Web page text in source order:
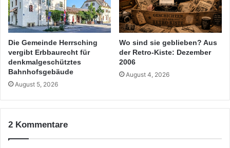
Die Gemeinde Herrsching
vergibt Erbbaurecht für
denkmalgeschütztes
Bahnhofsgebäude
August 5, 2026
Wo sind sie geblieben? Aus
der Retro-Kiste: Dezember
2006
August 4, 2026
2 Kommentare